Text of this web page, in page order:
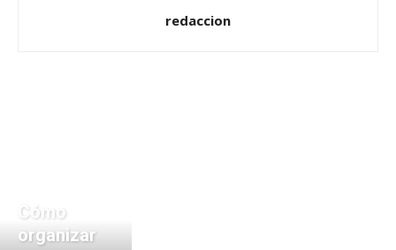
redaccion
Cómo
organizar